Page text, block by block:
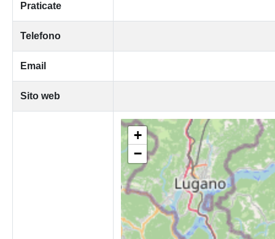
Praticate
Telefono
Email
Sito web
+
−